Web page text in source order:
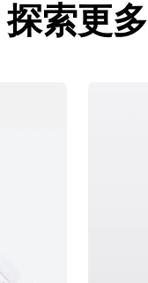
探索更多